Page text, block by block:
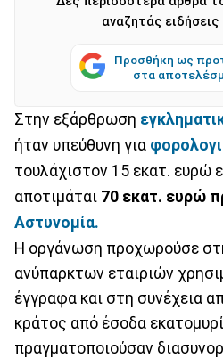
αναζητάς
Προσθήκη ως
στα
Στην εξάρθρωση
ήταν υπεύθυνη για
τουλάχιστον 15 εκατ. ευρώ
αποτιμάται 70 εκατ. ευρώ
Αστυνομία.
Η οργάνωση προχωρούσε
ανύπαρκτων εταιριών
έγγραφα και στη συνέχεια
κράτος από έσοδα
πραγματοποιούσαν